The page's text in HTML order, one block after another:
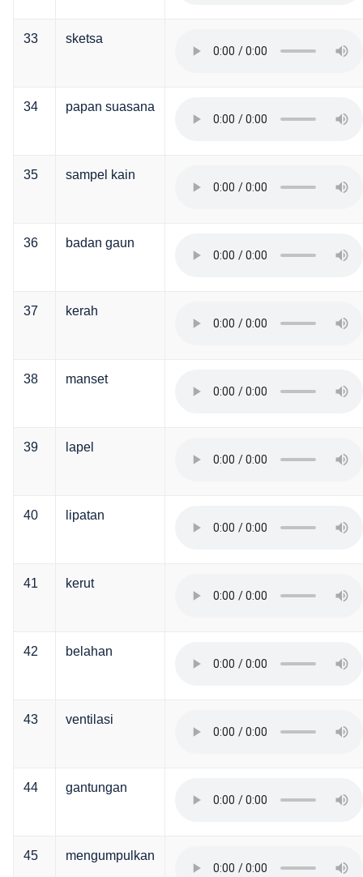
33 sketsa
34 papan suasana
35 sampel kain
36 badan gaun
37 kerah
38 manset
39 lapel
40 lipatan
41 kerut
42 belahan
43 ventilasi
44 gantungan
45 mengumpulkan